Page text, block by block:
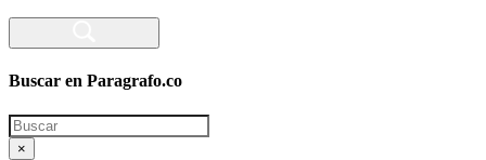
Buscar en Paragrafo.co
Search
×